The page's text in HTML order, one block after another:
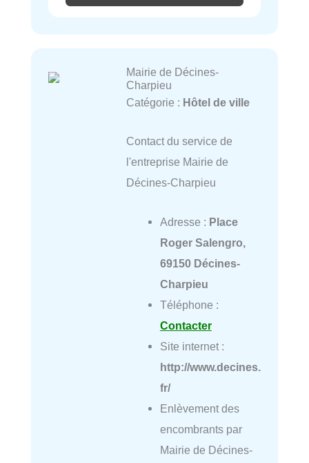
Mairie de Décines-
Charpieu
Catégorie : Hôtel de ville
Contact du service de
l'entreprise Mairie de
Décines-Charpieu
Adresse : Place
Roger Salengro,
69150 Décines-
Charpieu
Téléphone :
Contacter
Site internet :
http://www.decines.
fr/
Enlèvement des
encombrants par
Mairie de Décines-